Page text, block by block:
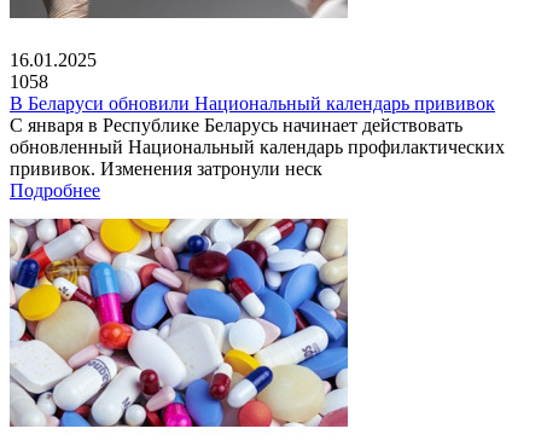
16.01.2025
1058
В Беларуси обновили Национальный календарь прививок
С января в Республике Беларусь начинает действовать
обновленный Национальный календарь профилактических
прививок. Изменения затронули неск
Подробнее